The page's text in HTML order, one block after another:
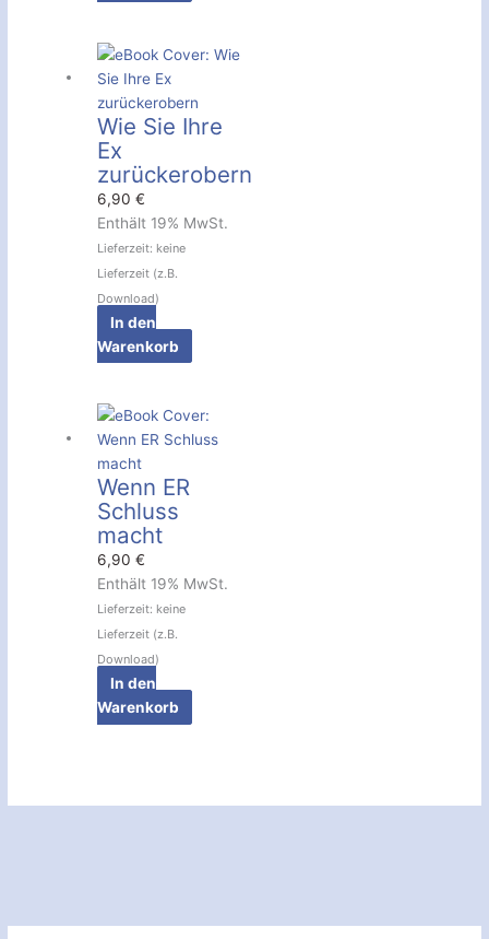
Wie Sie Ihre
Ex
zurückerobern
6,90€
Enthält 19% MwSt.
Lieferzeit: keine
Lieferzeit (z.B.
Download)
In den
Warenkorb
Wenn ER
Schluss
macht
6,90€
Enthält 19% MwSt.
Lieferzeit: keine
Lieferzeit (z.B.
Download)
In den
Warenkorb